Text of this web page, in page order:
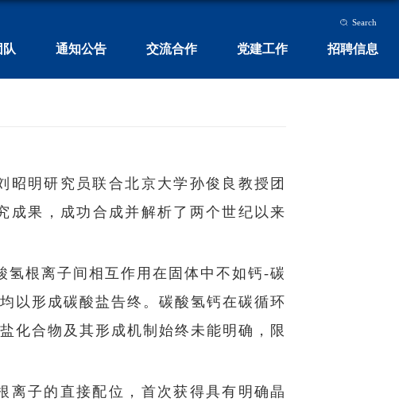
Search
队 通知公告 交流合作 党建工作 招聘信息
明研究员联合北京大学孙俊良教授团
果，成功合成并解析了两个世纪以来
氢根离子间相互作用在固体中不如钙-碳
以形成碳酸盐告终。碳酸氢钙在碳循环
化合物及其形成机制始终未能明确，限
离子的直接配位，首次获得具有明确晶